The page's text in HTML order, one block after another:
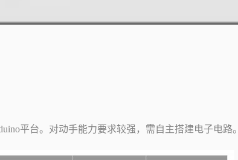
平台。对动手能力要求较强，需自主搭建电子电路。